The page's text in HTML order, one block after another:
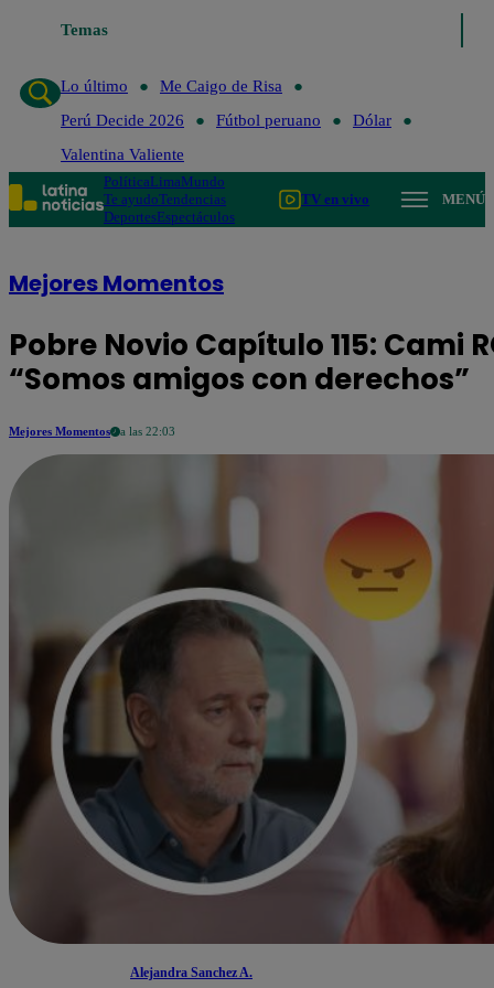
Temas
Lo último
Me Caigo de Risa
Perú Decide 2026
Fútbol peruano
Dólar
Valentina Valiente
PolíticaLimaMundo
Te ayudoTendencias
DeportesEspectáculos
TV en vivo MENÚ
Mejores Momentos
Pobre Novio Capítulo 115: Cami
“Somos amigos con derechos”
Mejores Momentos a las 22:03
Alejandra Sanchez A.